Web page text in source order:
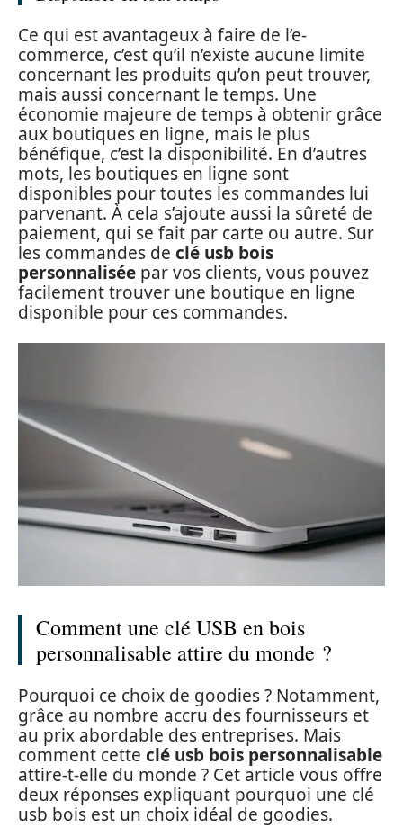
Ce qui est avantageux à faire de l’e-
commerce, c’est qu’il n’existe aucune limite
concernant les produits qu’on peut trouver,
mais aussi concernant le temps. Une
économie majeure de temps à obtenir grâce
aux boutiques en ligne, mais le plus
bénéfique, c’est la disponibilité. En d’autres
mots, les boutiques en ligne sont
disponibles pour toutes les commandes lui
parvenant. À cela s’ajoute aussi la sûreté de
paiement, qui se fait par carte ou autre. Sur
les commandes de clé usb bois
personnalisée par vos clients, vous pouvez
facilement trouver une boutique en ligne
disponible pour ces commandes.
Comment une clé USB en bois
personnalisable attire du monde ?
Pourquoi ce choix de goodies ? Notamment,
grâce au nombre accru des fournisseurs et
au prix abordable des entreprises. Mais
comment cette clé usb bois personnalisable
attire-t-elle du monde ? Cet article vous offre
deux réponses expliquant pourquoi une clé
usb bois est un choix idéal de goodies.